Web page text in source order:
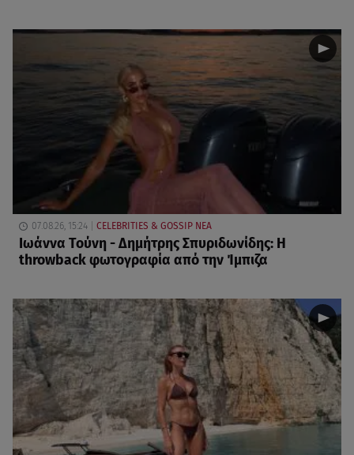
07.08.26, 15:24 CELEBRITIES & GOSSIP ΝΕΑ
Ιωάννα Τούνη - Δημήτρης Σπυριδωνίδης: Η
throwback φωτογραφία από την Ίμπιζα